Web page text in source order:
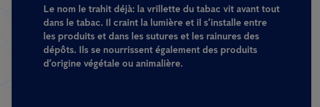
Le nom le trahit déjà: la vrillette du tabac vit avant tout
dans le tabac. Il craint la lumière et il s’installe entre
les produits et dans les sutures et les rainures des
dépôts. Ils se nourrissent également des produits
d’origine végétale ou animalière.